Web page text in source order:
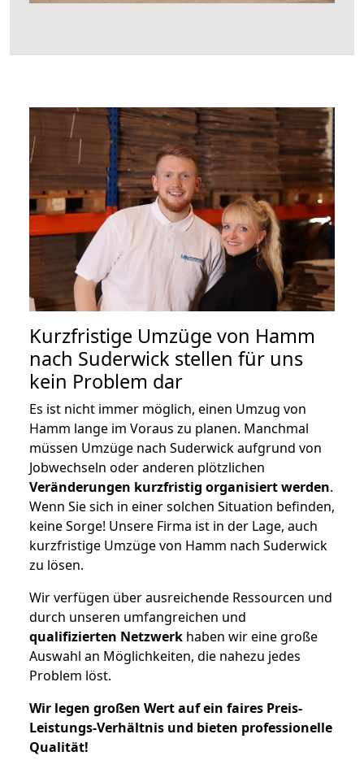
Kurzfristige Umzüge von Hamm
nach Suderwick stellen für uns
kein Problem dar
Es ist nicht immer möglich, einen Umzug von
Hamm lange im Voraus zu planen. Manchmal
müssen Umzüge nach Suderwick aufgrund von
Jobwechseln oder anderen plötzlichen
Veränderungen kurzfristig organisiert werden.
Wenn Sie sich in einer solchen Situation befinden,
keine Sorge! Unsere Firma ist in der Lage, auch
kurzfristige Umzüge von Hamm nach Suderwick
zu lösen.
Wir verfügen über ausreichende Ressourcen und
durch unseren umfangreichen und
qualifizierten Netzwerk haben wir eine große
Auswahl an Möglichkeiten, die nahezu jedes
Problem löst.
Wir legen großen Wert auf ein faires Preis-
Leistungs-Verhältnis und bieten professionelle
Qualität!